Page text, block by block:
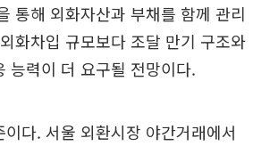
통해 외화자산과 부채를 함께 관리
화차입 규모보다 조달 만기 구조와
능력이 더 요구될 전망이다.
다. 서울 외환시장 야간거래에서